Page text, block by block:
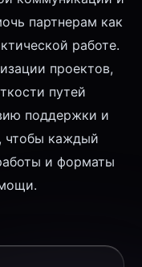
партнерам как
работе.
проектов,
путей
поддержки и
чтобы каждый
и форматы